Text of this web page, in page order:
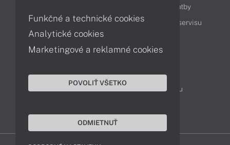
Možnosti doručenia a platby
Podpora a servis
Servisné služby Cenník servisu
Kontakty
043 4224 771
Obchodné oddelenie
Reklamácia tovaru
Funkčné a technické cookies
Analytické cookies
Marketingové a reklamné cookies
POVOLIŤ VŠETKO
ODMIETNUŤ